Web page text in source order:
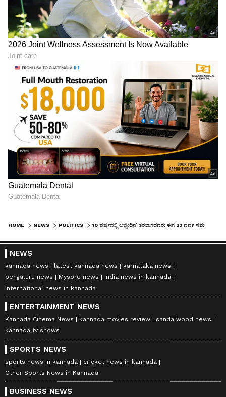
HOME NEWS POLITICS
NEWS
kannada news latest kannada news
karnataka news
bengaluru news
Mysore news
india news in kannada
international news in kannada
ENTERTAINMENT NEWS
Kannada Cinema News kannada movies review
sandalwood news
kannada tv shows
SPORTS NEWS
sports news in kannada
cricket news in kannada
Other Sports News in Kannada
BUSINESS NEWS